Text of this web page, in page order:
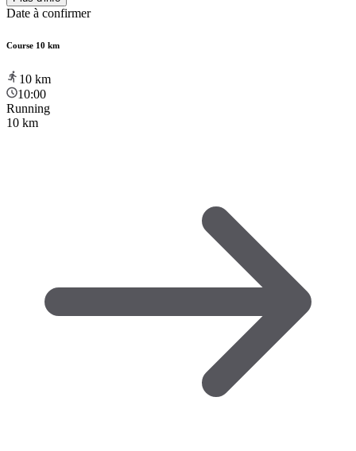
Date à confirmer
Course 10 km
10 km
10:00
Running
10 km